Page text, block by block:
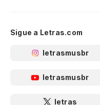
Sigue a Letras.com
letrasmusbr
letrasmusbr
letras